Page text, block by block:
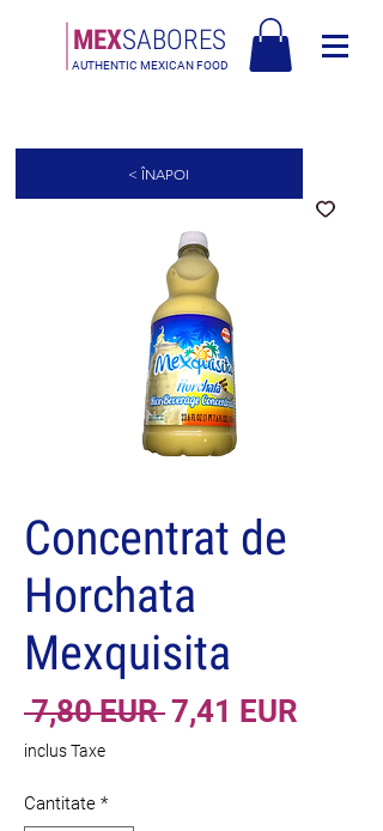
MEXSABORES
AUTHENTIC MEXICAN FOOD
Concentrat de
Horchata
Mexquisita
7,80 EUR Preț
7,41 EUR
inclus Taxe
Cantitate *
< ÎNAPOI